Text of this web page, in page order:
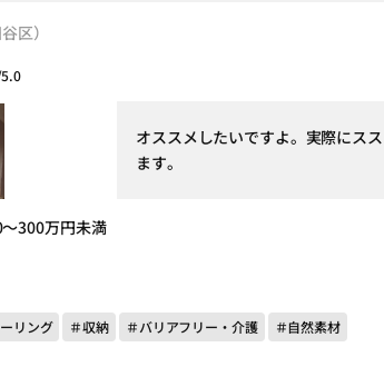
区）
オススメしたいですよ。実際にス
ます。
300万円未満
リング ＃収納 ＃バリアフリー・介護 ＃自然素材